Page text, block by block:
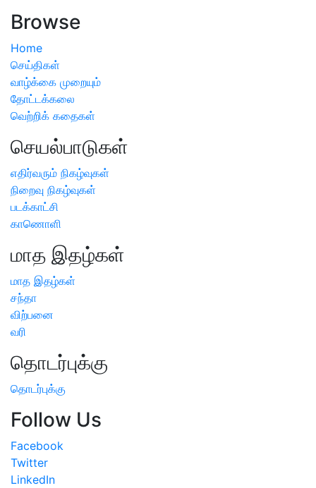
Browse
Home
செய்திகள்
வாழ்க்கை முறையும்
தோட்டக்கலை
வெற்றிக் கதைகள்
செயல்பாடுகள்
எதிர்வரும் நிகழ்வுகள்
நிறைவு நிகழ்வுகள்
படக்காட்சி
காணொளி
மாத இதழ்கள்
மாத இதழ்கள்
சந்தா
விற்பனை
வரி
தொடர்புக்கு
தொடர்புக்கு
Follow Us
Facebook
Twitter
LinkedIn